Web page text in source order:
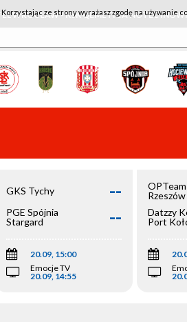
WROCŁAW - KSK QEMETICA NOTEĆ
GKS Tychy --
PGE Spójnia
Stargard
--
20.09, 15:00
Emocje TV
20.09, 14:55
Rzeszów
Datzzy
Port
ze strony wyrażasz zgodę na używanie